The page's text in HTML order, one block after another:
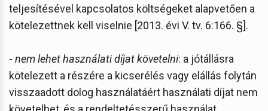
teljesítésével kapcsolatos költségeket alapvetően a
kötelezettnek kell viselnie [2013. évi V. tv. 6:166. §].
- nem lehet használati díjat követelni: a jótállásra
kötelezett a részére a kicserélés vagy elállás folytán
visszaadott dolog használatáért használati díjat nem